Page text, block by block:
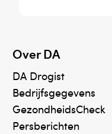
Over DA
DA Drogist
Bedrijfsgegevens
GezondheidsCheck
Persberichten